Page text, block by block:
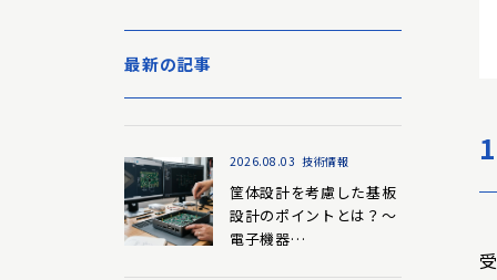
最新の記事
2026.08.03 技術情報
筐体設計を考慮した基板
設計のポイントとは？～
電子機器…